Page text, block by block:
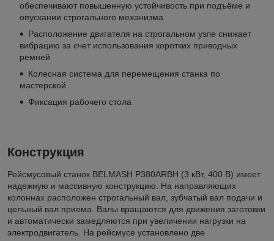
обеспечивают повышенную устойчивость при подъёме и
опускании строгального механизма
Расположение двигателя на строгальном узле снижает
вибрацию за счет использования коротких приводных
ремней
Колесная система для перемещения станка по
мастерской
Фиксация рабочего стола
Конструкция
Рейсмусовый станок BELMASH P380ARBH (3 кВт, 400 В) имеет
надежную и массивную конструкцию. На направляющих
колоннах расположен строгальный вал, зубчатый вал подачи и
цельный вал приема. Валы вращаются для движения заготовки
и автоматически замедляются при увеличении нагрузки на
электродвигатель. На рейсмусе установлено две